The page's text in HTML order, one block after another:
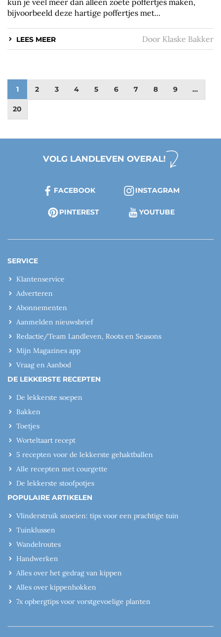
bijvoorbeeld deze hartige poffertjes met...
LEES MEER Door Klaske Bakker
1 2 3 4 5 6 7 8 9 …
20
VOLG LANDLEVEN OVERAL!
FACEBOOK INSTAGRAM
PINTEREST YOUTUBE
SERVICE
Klantenservice
Adverteren
Abonnementen
Aanmelden nieuwsbrief
Redactie/Team Landleven, Roots en Seasons
Mijn Magazines app
Vraag en Aanbod
DE LEKKERSTE RECEPTEN
De lekkerste soepen
Bakken
Toetjes
Worteltaart recept
5 recepten voor de lekkerste gehaktballen
Alle recepten met courgette
De lekkerste stoofpotjes
POPULAIRE ARTIKELEN
Vlinderstruik snoeien: tips voor een prachtige tuin
Tuinklussen
Wandelroutes
Handwerken
Alles over het gedrag van kippen
Alles over kippenhokken
7x opbergtips voor vorstgevoelige planten